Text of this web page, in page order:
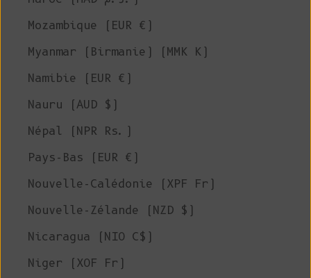
Mozambique (EUR €)
Myanmar (Birmanie) (MMK K)
Namibie (EUR €)
Nauru (AUD $)
Népal (NPR Rs.)
Pays-Bas (EUR €)
Nouvelle-Calédonie (XPF Fr)
Nouvelle-Zélande (NZD $)
Nicaragua (NIO C$)
Niger (XOF Fr)